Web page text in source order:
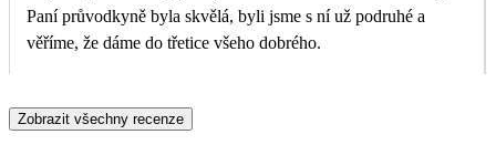
Paní průvodkyně byla skvělá, byli jsme s ní už podruhé a
věříme, že dáme do třetice všeho dobrého.
Zobrazit všechny recenze